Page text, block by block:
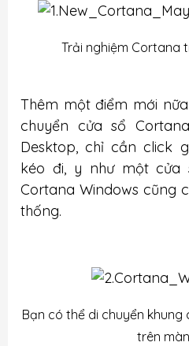
Trải nghiệm Cortana
Thêm một điểm mới
chuyển cửa sổ
Desktop, chỉ cần click
kéo đi, y như một cửa
Cortana Windows cũng
thống.
Bạn có thể di chuyển
trên